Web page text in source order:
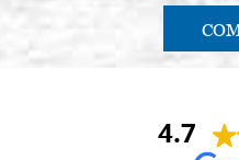
4.7